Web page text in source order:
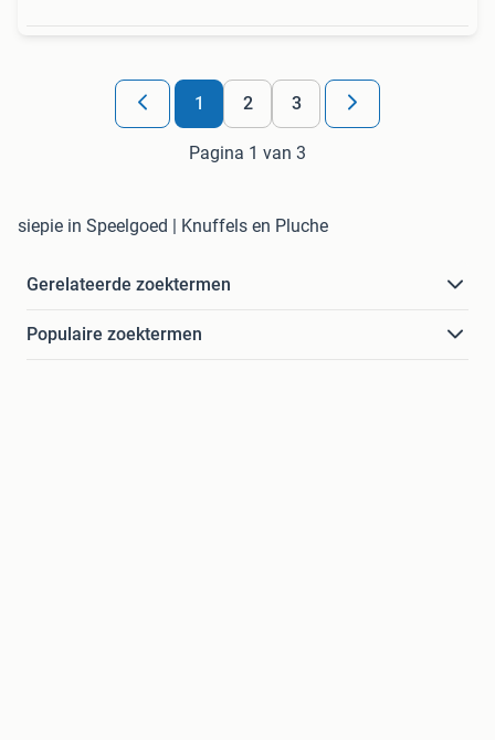
1 2 3
Pagina 1 van 3
siepie in Speelgoed | Knuffels en Pluche
Gerelateerde zoektermen
Populaire zoektermen